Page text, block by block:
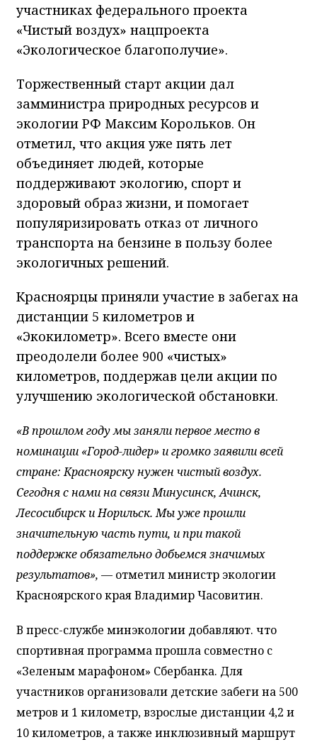
участниках федерального проекта
«Чистый воздух» нацпроекта
«Экологическое благополучие».
Торжественный старт акции дал
замминистра природных ресурсов и
экологии РФ Максим Корольков. Он
отметил, что акция уже пять лет
объединяет людей, которые
поддерживают экологию, спорт и
здоровый образ жизни, и помогает
популяризировать отказ от личного
транспорта на бензине в пользу более
экологичных решений.
Красноярцы приняли участие в забегах на
дистанции 5 километров и
«Экокилометр». Всего вместе они
преодолели более 900 «чистых»
километров, поддержав цели акции по
улучшению экологической обстановки.
«В прошлом году мы заняли первое место в
номинации «Город-лидер» и громко заявили всей
стране: Красноярску нужен чистый воздух.
Сегодня с нами на связи Минусинск, Ачинск,
Лесосибирск и Норильск. Мы уже прошли
значительную часть пути, и при такой
поддержке обязательно добьемся значимых
результатов», — отметил министр экологии
Красноярского края Владимир Часовитин.
В пресс-службе минэкологии добавляют. что
спортивная программа прошла совместно с
«Зеленым марафоном» Сбербанка. Для
участников организовали детские забеги на 500
метров и 1 километр, взрослые дистанции 4,2 и
10 километров, а также инклюзивный маршрут